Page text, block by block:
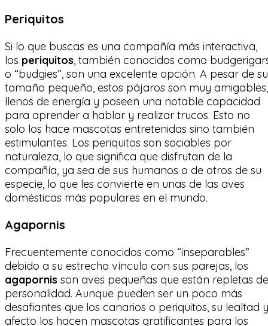
Periquitos
Si lo que buscas es una compañía más interactiva,
los periquitos, también conocidos como
o “budgies”, son una excelente opción. A pesar de su
tamaño pequeño, estos pájaros son muy amigables,
llenos de energía y poseen una notable capacidad
para aprender a hablar y realizar trucos. Esto no
solo los hace mascotas entretenidas sino también
estimulantes. Los periquitos son sociables por
naturaleza, lo que significa que disfrutan de la
compañía, ya sea de sus humanos o de otros de su
especie, lo que les convierte en unas de las aves
domésticas más populares en el mundo.
Agapornis
Frecuentemente conocidos como “inseparables”
debido a su estrecho vínculo con sus parejas, los
agapornis son aves pequeñas que están repletas de
personalidad. Aunque pueden ser un poco más
desafiantes que los canarios o periquitos, su lealtad y
afecto los hacen mascotas gratificantes para los